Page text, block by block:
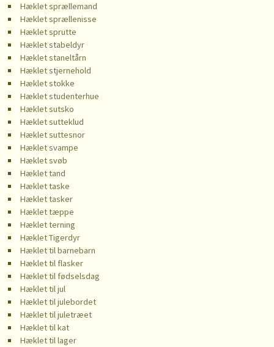
Hæklet sprællemand
Hæklet sprællenisse
Hæklet sprutte
Hæklet stabeldyr
Hæklet staneltårn
Hæklet stjernehold
Hæklet stokke
Hæklet studenterhue
Hæklet sutsko
Hæklet sutteklud
Hæklet suttesnor
Hæklet svampe
Hæklet svøb
Hæklet tand
Hæklet taske
Hæklet tasker
Hæklet tæppe
Hæklet terning
Hæklet Tigerdyr
Hæklet til barnebarn
Hæklet til flasker
Hæklet til fødselsdag
Hæklet til jul
Hæklet til julebordet
Hæklet til juletræet
Hæklet til kat
Hæklet til lager